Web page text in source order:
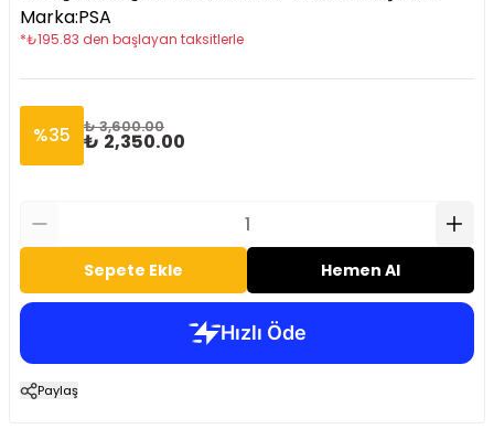
Marka:PSA
*₺195.83 den başlayan taksitlerle
%35 ₺ 3,600.00
₺ 2,350.00
Sepete Ekle Hemen Al
Paylaş